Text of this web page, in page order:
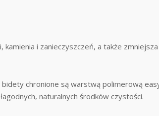
i zanieczyszczeń, a także
chronione są warstwą polimerową
naturalnych środków czystości.